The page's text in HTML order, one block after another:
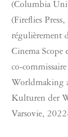
(Columbia
(Fireflies
régulièrement
Cinema Scope
co-
Worldmaking
Kulturen der
Varsovie,